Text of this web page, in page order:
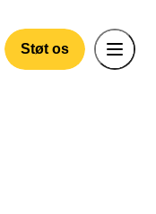
Støt os